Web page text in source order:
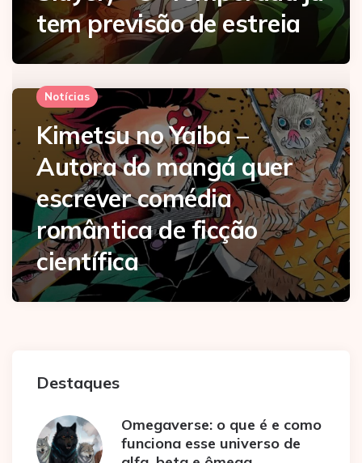
tem previsão de estreia
Notícias
Kimetsu no Yaiba –
Autora do mangá quer
escrever comédia
romântica de ficção
científica
Destaques
Omegaverse: o que é e como
funciona esse universo de